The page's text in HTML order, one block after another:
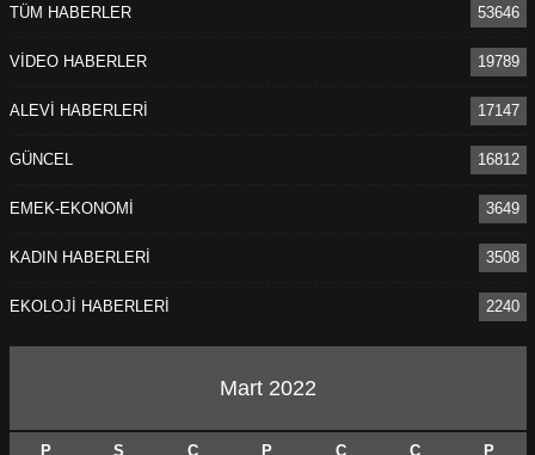
TÜM HABERLER 53646
VİDEO HABERLER 19789
ALEVİ HABERLERİ 17147
GÜNCEL 16812
EMEK-EKONOMİ 3649
KADIN HABERLERİ 3508
EKOLOJİ HABERLERİ 2240
Mart 2022
P S Ç P C C P